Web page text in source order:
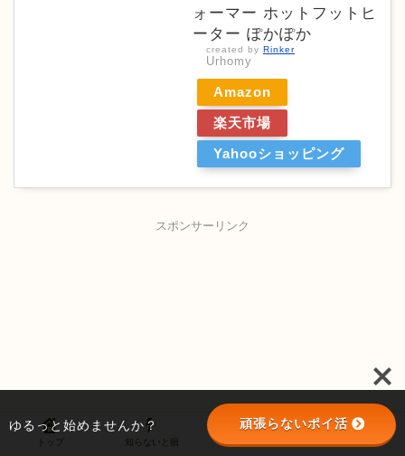
ォーマー ホットフットヒ
ーター ぽかぽか
created by Rinker
Urhomy
Amazon
楽天市場
Yahooショッピング
スポンサーリンク
トップ 知らないと損
ゆるっと始めませんか？ 頑張らないポイ活